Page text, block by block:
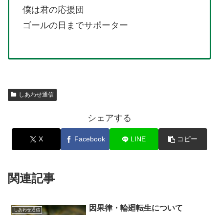
僕は君の応援団
ゴールの日までサポーター
しあわせ通信
シェアする
X Facebook LINE コピー
関連記事
しあわせ通信 因果律・輪廻転生について